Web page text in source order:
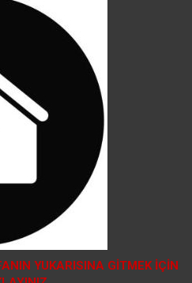
YUKARISINA GİTMEK İÇİN